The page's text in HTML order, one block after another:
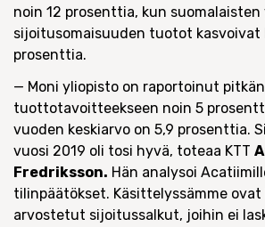
noin 12 prosenttia, kun
sijoitusomaisuuden tuotot kasvoivat
prosenttia.
— Moni yliopisto on raportoinut
tuottotavoitteekseen noin 5
vuoden keskiarvo on 5,9 prosenttia.
vuosi 2019 oli tosi hyvä, toteaa KTT
Fredriksson. Hän analysoi
tilinpäätökset. Käsittelyssämme ovat
arvostetut sijoitussalkut, joihin ei